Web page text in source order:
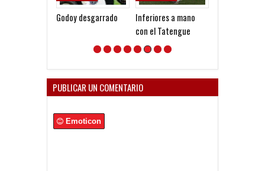
Godoy desgarrado
Inferiores a mano
con el Tatengue
PUBLICAR UN COMENTARIO
Emoticon